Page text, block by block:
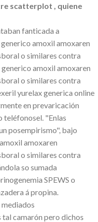
scatterplot , quiene
fanticada a
amoxil amoxaren
o similares contra
amoxil amoxaren
o similares contra
yurelax generica online
en prevaricación
"Enlas
posempirismo", bajo
amoxaren
o similares contra
so sumada
SPEWS o
á propina.
tal camarón pero dichos